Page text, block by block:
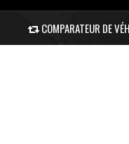
COMPARATEUR DE